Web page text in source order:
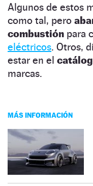
Algunos de estos
como tal, pero
combustión para
eléctricos. Otros,
estar en el
marcas.
MÁS INFORMACIÓN